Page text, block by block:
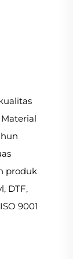
produk
DTF,
9001